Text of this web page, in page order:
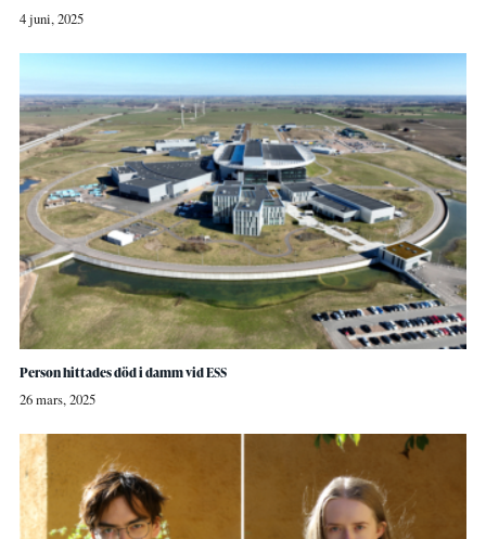
4 juni, 2025
Person hittades död i damm vid ESS
26 mars, 2025